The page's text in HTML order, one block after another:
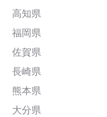
高知県
福岡県
佐賀県
長崎県
熊本県
大分県